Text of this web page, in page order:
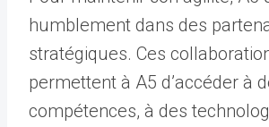
humblement dans des
stratégiques. Ces
permettent à A5 d’accéder à
compétences, à des